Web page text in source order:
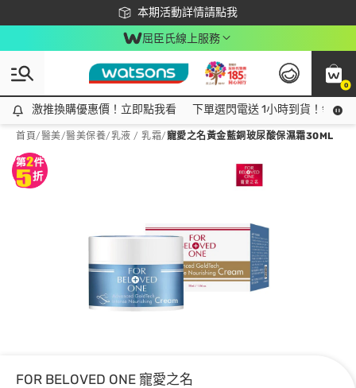
本期活動詳情請點我
下載app最高回饋$350
屈臣氏線上服務
0
激推換購優惠價！立即點我看
激推換購優惠價！立即點我看 下單選閃電送 1小時到貨！領神
首頁/醫美/醫美保養/乳液 / 乳霜/寵愛之名黃金藍銅玻尿酸保濕霜30ML
FOR BELOVED ONE 寵愛之名